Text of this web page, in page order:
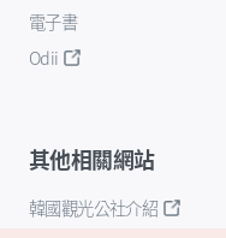
電子書
Odii
其他相關網站
韓國觀光公社介紹